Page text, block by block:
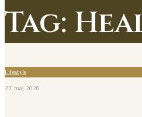
Tag:
Lifestyle
27. maj 2026